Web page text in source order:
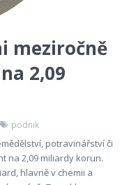
meziročně
2,09
podnik
potravinářství či
na 2,09 miliardy korun.
hlavně v chemii a